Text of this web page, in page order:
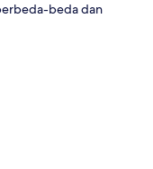
beda dan